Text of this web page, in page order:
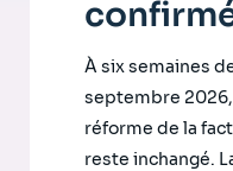
À six semaines
septembre
réforme de la
reste inchangé.